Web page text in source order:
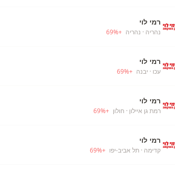
רמי לוי
נהריה · נהריה +
69%
רמי לוי
עכו · יבנה +
69%
רמי לוי
רמת גן איילון · חולון +
69%
רמי לוי
קדימה · תל אביב-יפו +
69%